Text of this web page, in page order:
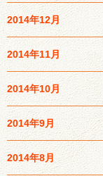
2014年12月
2014年11月
2014年10月
2014年9月
2014年8月